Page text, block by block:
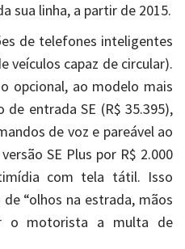
sua linha, a partir de 2015.
de telefones inteligentes
veículos capaz de circular).
opcional, ao modelo mais
entrada SE (R$ 35.395),
de voz e pareável ao
SE Plus por R$ 2.000
com tela tátil. Isso
“olhos na estrada, mãos
o motorista a multa de